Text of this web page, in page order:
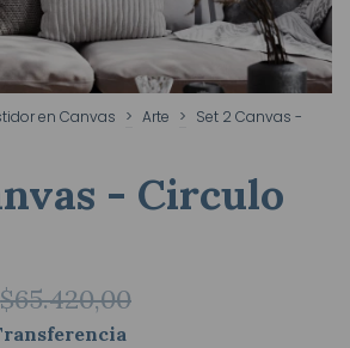
en Canvas > Arte > Set 2 Canvas -
- Circulo
$65.420,00